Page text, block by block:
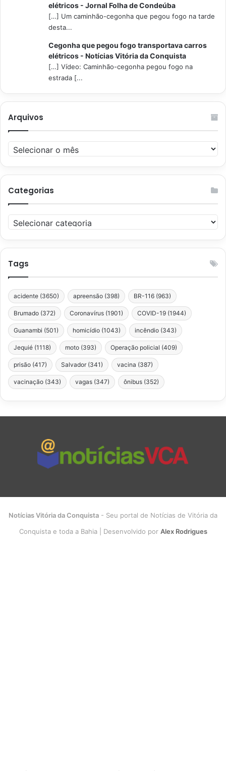
elétricos - Jornal Folha de Condeúba
[…] Um caminhão-cegonha que pegou fogo na tarde
desta...
Cegonha que pegou fogo transportava carros
elétricos - Notícias Vitória da Conquista
[…] Vídeo: Caminhão-cegonha pegou fogo na
estrada [...
Arquivos
Arquivos
Categorias
Categorias
Tags
acidente (3650) apreensão (398) BR-116 (963)
Brumado (372) Coronavírus (1901) COVID-19 (1944)
Guanambi (501) homicídio (1043) incêndio (343)
Jequié (1118) moto (393) Operação policial (409)
prisão (417) Salvador (341) vacina (387)
vacinação (343) vagas (347) ônibus (352)
Notícias Vitória da Conquista - Seu portal de Notícias de Vitória da
Conquista e toda a Bahia | Desenvolvido por Alex Rodrigues